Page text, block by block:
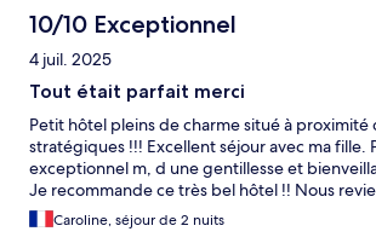
10/10 Exceptionnel
4 juil. 2025
Tout était parfait merci
Petit hôtel pleins de charme situé à proximité
stratégiques !!! Excellent séjour avec ma fille.
exceptionnel m, d une gentillesse et
Je recommande ce très bel hôtel !! Nous
Caroline, séjour de 2 nuits